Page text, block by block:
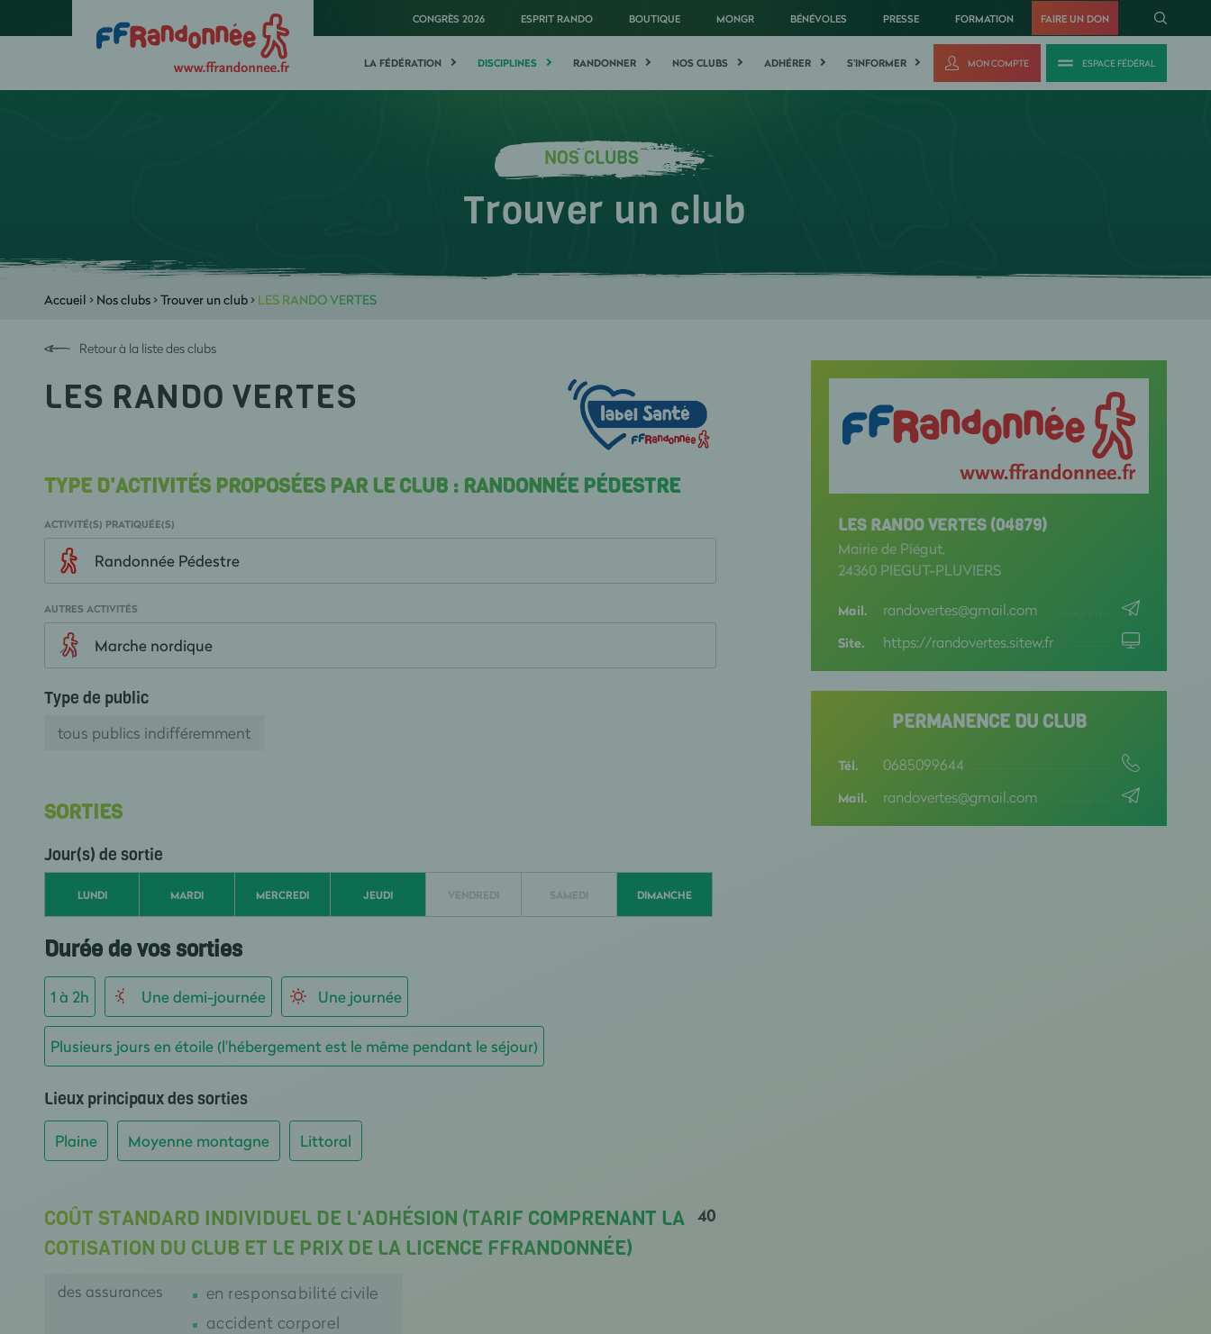
CONGRÈS 2026 ESPRIT RANDO BOUTIQUE MONGR BÉNÉVOLES PRESSE FORMATION FAIRE UN DON
LA FÉDÉRATION DISCIPLINES RANDONNER NOS CLUBS ADHÉRER S'INFORMER MON COMPTE ESPACE FÉDÉRAL
NOS CLUBS
Trouver un club
Accueil > Nos clubs>Trouver un club> LES RANDO VERTES
Retour à la liste des clubs
LES RANDO VERTES
TYPE D'ACTIVITÉS PROPOSÉES PAR LE CLUB : RANDONNÉE PÉDESTRE
ACTIVITÉ(S) PRATIQUÉE(S)
Randonnée Pédestre
AUTRES ACTIVITÉS
Marche nordique
Type de public
tous publics indifféremment
SORTIES
Jour(s) de sortie
LUNDI MARDI MERCREDI JEUDI VENDREDI SAMEDI DIMANCHE
Durée de vos sorties
1 à 2h Une demi-journée Une journée
Plusieurs jours en étoile (l'hébergement est le même pendant le séjour)
Lieux principaux des sorties
Plaine Moyenne montagne Littoral
COÛT STANDARD INDIVIDUEL DE L'ADHÉSION (TARIF COMPRENANT LA
COTISATION DU CLUB ET LE PRIX DE LA LICENCE FFRANDONNÉE)
40
des assurances
en responsabilité civile
accident corporel
LES RANDO VERTES (04879)
Mairie de Piégut,
24360 PIEGUT-PLUVIERS
Mail. randovertes@gmail.com
Site. https://randovertes.sitew.fr
PERMANENCE DU CLUB
Tél. 0685099644
Mail. randovertes@gmail.com